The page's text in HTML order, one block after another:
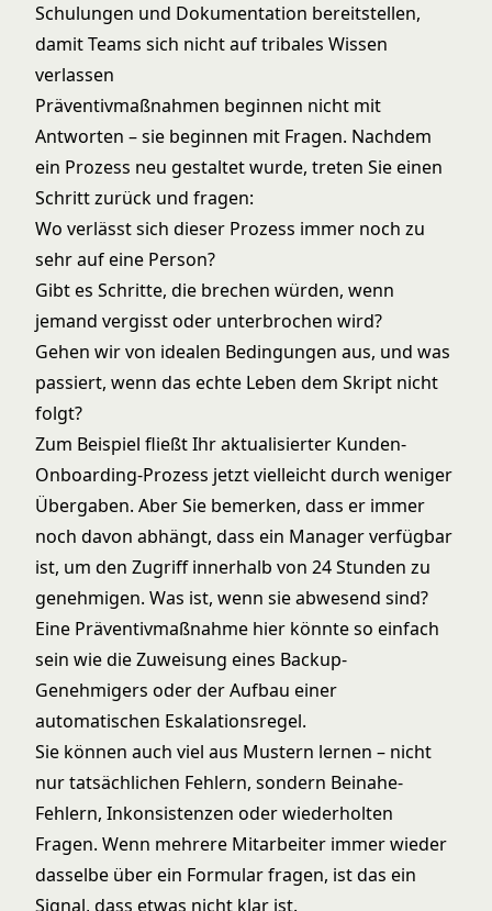
Schulungen und Dokumentation bereitstellen,
damit Teams sich nicht auf tribales Wissen
verlassen
Präventivmaßnahmen beginnen nicht mit
Antworten – sie beginnen mit Fragen. Nachdem
ein Prozess neu gestaltet wurde, treten Sie einen
Schritt zurück und fragen:
Wo verlässt sich dieser Prozess immer noch zu
sehr auf eine Person?
Gibt es Schritte, die brechen würden, wenn
jemand vergisst oder unterbrochen wird?
Gehen wir von idealen Bedingungen aus, und was
passiert, wenn das echte Leben dem Skript nicht
folgt?
Zum Beispiel fließt Ihr aktualisierter Kunden-
Onboarding-Prozess jetzt vielleicht durch weniger
Übergaben. Aber Sie bemerken, dass er immer
noch davon abhängt, dass ein Manager verfügbar
ist, um den Zugriff innerhalb von 24 Stunden zu
genehmigen. Was ist, wenn sie abwesend sind?
Eine Präventivmaßnahme hier könnte so einfach
sein wie die Zuweisung eines Backup-
Genehmigers oder der Aufbau einer
automatischen Eskalationsregel.
Sie können auch viel aus Mustern lernen – nicht
nur tatsächlichen Fehlern, sondern Beinahe-
Fehlern, Inkonsistenzen oder wiederholten
Fragen. Wenn mehrere Mitarbeiter immer wieder
dasselbe über ein Formular fragen, ist das ein
Signal, dass etwas nicht klar ist.